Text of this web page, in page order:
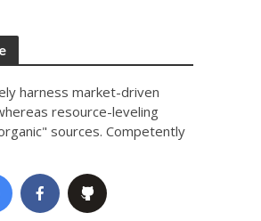
harness market-driven
resource-leveling
sources. Competently